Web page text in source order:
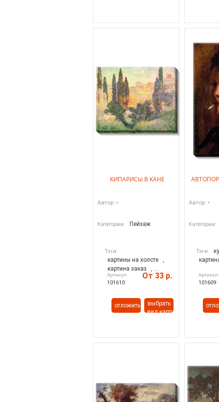
КИПАРИСЫ В КАНЕ
Автор: -
Категории: Пейзаж
Тэги:
картины на холсте
,
картина заказ
, ...
Артикул:
101610
От 33 р.
отложить
выбрать
вид картины
Автор: -
Категории:
Тэги:
Артикул:
101609